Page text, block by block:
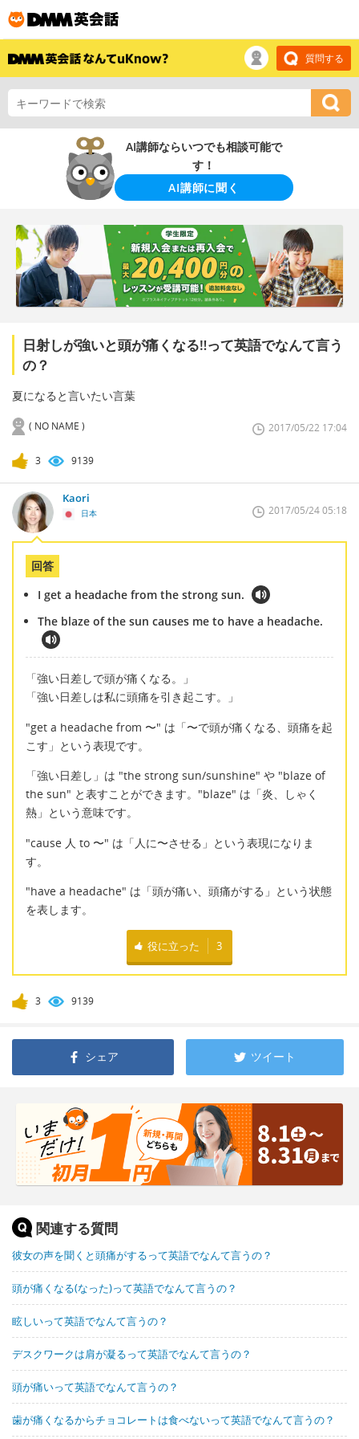
質問する
AI講師ならいつでも相談可能で
す！
AI講師に聞く
日射しが強いと頭が痛くなる‼️って英語でなんて言う
の？
夏になると言いたい言葉
( NO NAME ) 2017/05/22 17:04
3 9139
Kaori
日本 2017/05/24 05:18
回答
I get a headache from the strong sun.
The blaze of the sun causes me to have a headache.
「強い日差しで頭が痛くなる。」
「強い日差しは私に頭痛を引き起こす。」
"get a headache from 〜" は「〜で頭が痛くなる、頭痛を起
こす」という表現です。
「強い日差し」は "the strong sun/sunshine" や "blaze of
the sun" と表すことができます。"blaze" は「炎、しゃく
熱」という意味です。
"cause 人 to 〜" は「人に〜させる」という表現になりま
す。
"have a headache" は「頭が痛い、頭痛がする」という状態
を表します。
役に立った 3
3 9139
シェア ツイート
関連する質問
彼女の声を聞くと頭痛がするって英語でなんて言うの？
頭が痛くなる(なった)って英語でなんて言うの？
眩しいって英語でなんて言うの？
デスクワークは肩が凝るって英語でなんて言うの？
頭が痛いって英語でなんて言うの？
歯が痛くなるからチョコレートは食べないって英語でなんて言うの？